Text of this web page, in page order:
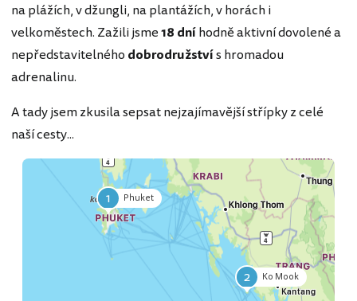
na plážích, v džungli, na plantážích, v horách i
velkoměstech. Zažili jsme18 dníhodně aktivní dovolené a
nepředstavitelného dobrodružstvís hromadou
adrenalinu.
A tady jsem zkusila sepsat nejzajímavější střípky z celé
naší cesty...
1 Phuket
2 Ko Mook